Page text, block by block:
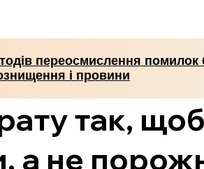
переосмислення помилок
і провини
так,
а не